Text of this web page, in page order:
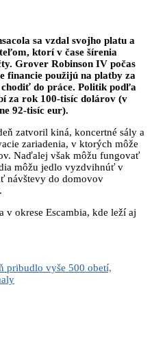
sa vzdal svojho platu a
ktorí v čase šírenia
Grover Robinson IV počas
financie použijú na platby za
do práce. Politik podľa
za rok 100-tisíc dolárov (v
92-tisíc eur).
zatvoril kiná, koncertné sály a
zariadenia, v ktorých môže
Naďalej však môžu fungovať
môžu jedlo vyzdvihnúť v
návštevy do domovov
okrese Escambia, kde leží aj
pribudlo vyše 500 obetí,